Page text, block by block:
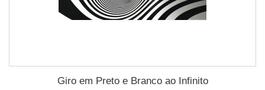
Giro em Preto e Branco ao Infinito